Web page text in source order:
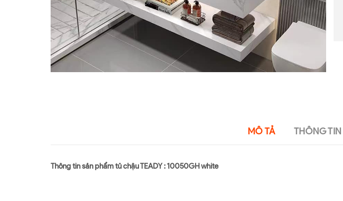
MÔ TẢ THÔNG TIN
Thông tin sản phẩm tủ chậu TEADY : 10050GH white